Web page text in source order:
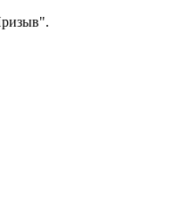
газета "Призыв".